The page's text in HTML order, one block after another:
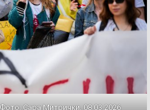
Сара Митрички, 08.03.2026